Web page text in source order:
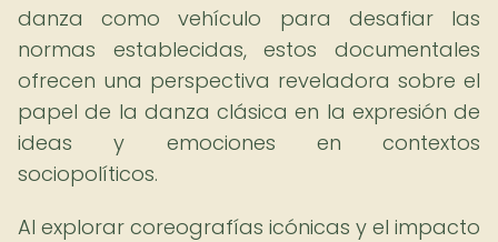
danza como vehículo para desafiar las
normas establecidas, estos documentales
ofrecen una perspectiva reveladora sobre el
papel de la danza clásica en la expresión de
ideas y emociones en contextos
sociopolíticos.
Al explorar coreografías icónicas y el impacto